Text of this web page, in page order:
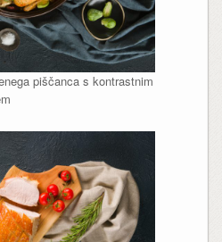
piščanca s kontrastnim